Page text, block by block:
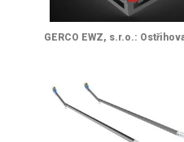
GERCO EWZ, s.r.o.: